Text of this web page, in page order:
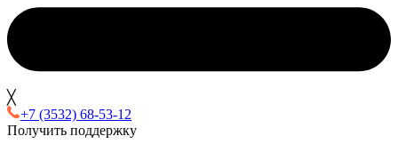
╳
+7 (3532) 68-53-12
Получить поддержку